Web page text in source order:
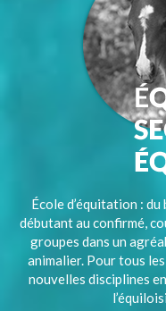
École d’équitation :
débutant au confirmé,
groupes dans un
animalier. Pour tous
nouvelles disciplines